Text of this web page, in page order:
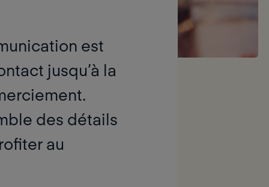
est
jusqu’à la
des détails
au